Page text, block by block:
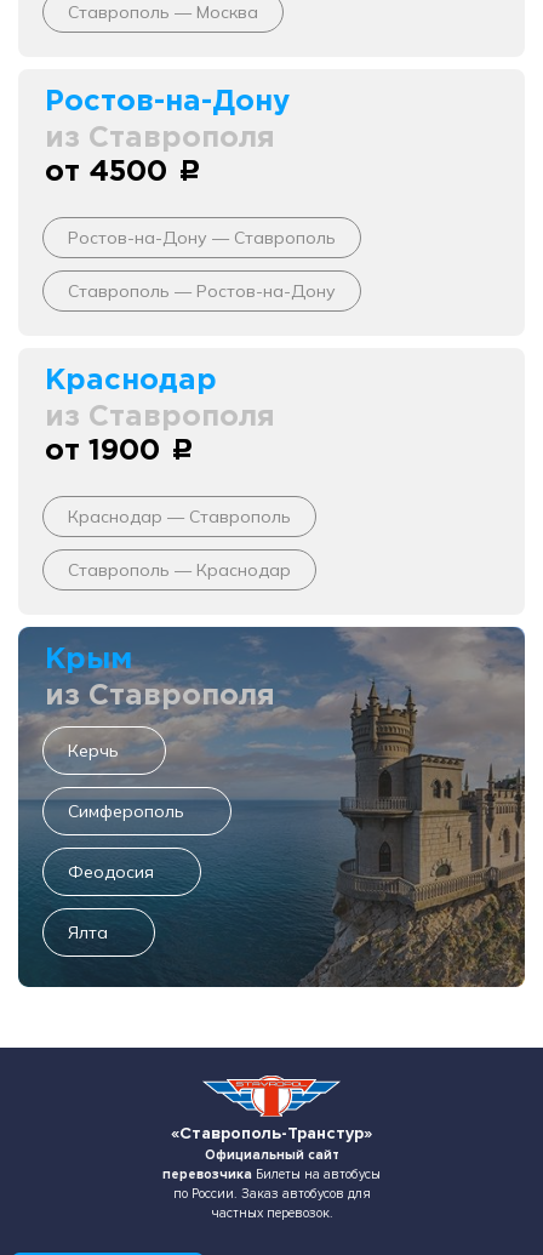
Ставрополь — Москва
Ростов-на-Дону
из Ставрополя
от 4500 c
Ростов-на-Дону — Ставрополь
Ставрополь — Ростов-на-Дону
Краснодар
из Ставрополя
от 1900 c
Краснодар — Ставрополь
Ставрополь — Краснодар
Крым
из Ставрополя
Керчь
Симферополь
Феодосия
Ялта
«Ставрополь-Транстур»
Официальный сайт
перевозчика Билеты на автобусы
по России. Заказ автобусов для
частных перевозок.